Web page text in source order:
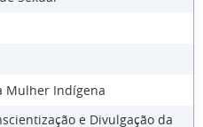
Mulher Indígena
e Divulgação da